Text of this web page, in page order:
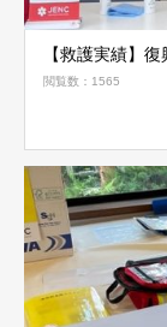
【救護実績】
閲覧数：1565